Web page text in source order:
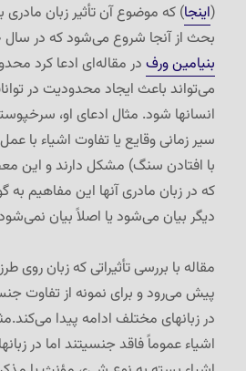
(اینجا) که موضوع آن تأثیر زبان
بحث از آنجا شروع می‌شود که در سال ۱۹۴۰ زبان‌شناسی به نام
بنیامین ورف در مقاله‌ای ادعا کرد
می‌تواند باعث ایجاد محدودیت در
انسانها شود. مثال ادعای او،
سیر زمانی وقایع یا تفاوت اشیاء با
با افتادن سنگ) مشکل دارند و این
که در زبان مادری آنها این مفاهیم به
دیگر بیان می‌شود یا اصلاً بیان
مقاله با بررسی تأثیراتی که زبان روی
پیش می‌رود و برای نمونه از تفاوت
در زبانهای مختلف ادامه پیدا
اشیاء عموماً فاقد جنسیتند اما در